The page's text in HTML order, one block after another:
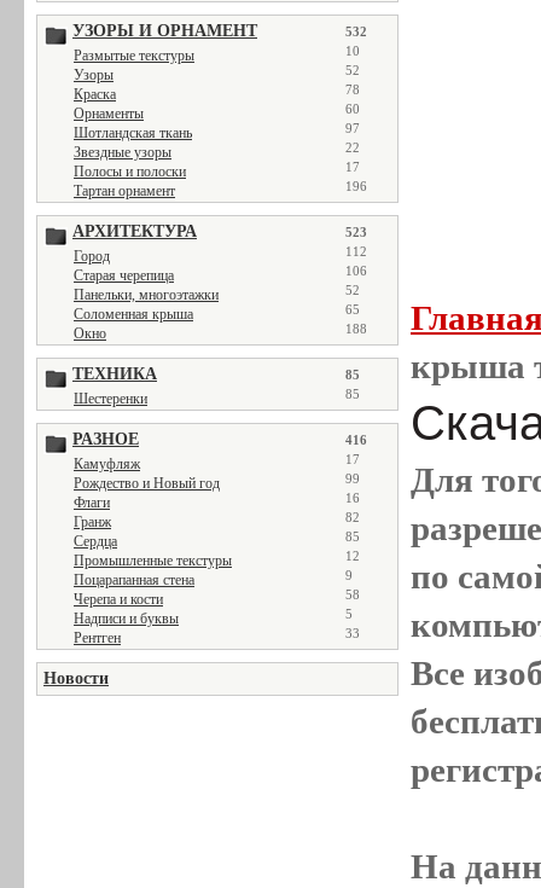
УЗОРЫ И ОРНАМЕНТ 532
Размытые текстуры 10
Узоры 52
Краска 78
Орнаменты 60
Шотландская ткань 97
Звездные узоры 22
Полосы и полоски 17
Тартан орнамент 196
АРХИТЕКТУРА 523
Город 112
Старая черепица 106
Панельки, многоэтажки 52
Соломенная крыша 65
Окно 188
ТЕХНИКА 85
Шестеренки 85
РАЗНОЕ 416
Камуфляж 17
Рождество и Новый год 99
Флаги 16
Гранж 82
Сердца 85
Промышленные текстуры 12
Поцарапанная стена 9
Черепа и кости 58
Надписи и буквы 5
Рентген 33
Новости
крыша
Для
по
Все
На